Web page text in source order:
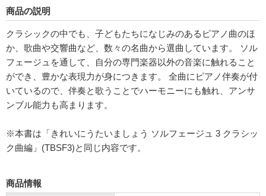
商品の説明
クラシックの中でも、子どもたちになじみのあるピアノ曲のほ
か、歌曲や交響曲など、数々の名曲から選曲しています。 ソル
フェージュを通して、自分の専門楽器以外の音楽に触れること
ができ、豊かな表現力が身につきます。 全曲にピアノ伴奏が付
いているので、伴奏と歌うことでハーモニーにも触れ、アンサ
ンブル能力も高まります。
※本書は「きれいにうたいましょう ソルフェージュ 3 クラシッ
ク曲編」(TBSF3)と同じ内容です。
商品情報